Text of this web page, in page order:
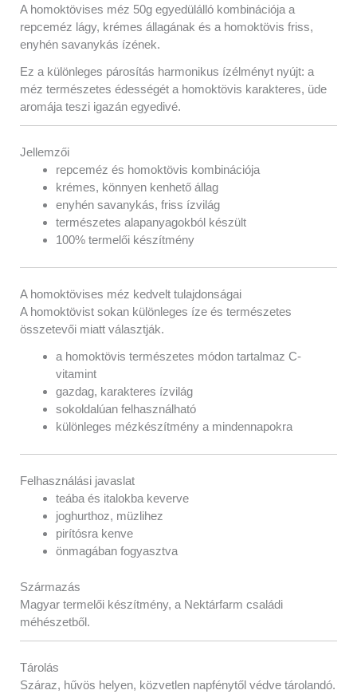
A homoktövises méz 50g egyedülálló kombinációja a
repceméz lágy, krémes állagának és a homoktövis friss,
enyhén savanykás ízének.
Ez a különleges párosítás harmonikus ízélményt nyújt: a
méz természetes édességét a homoktövis karakteres, üde
aromája teszi igazán egyedivé.
Jellemzői
repceméz és homoktövis kombinációja
krémes, könnyen kenhető állag
enyhén savanykás, friss ízvilág
természetes alapanyagokból készült
100% termelői készítmény
A homoktövises méz kedvelt tulajdonságai
A homoktövist sokan különleges íze és természetes
összetevői miatt választják.
a homoktövis természetes módon tartalmaz C-
vitamint
gazdag, karakteres ízvilág
sokoldalúan felhasználható
különleges mézkészítmény a mindennapokra
Felhasználási javaslat
teába és italokba keverve
joghurthoz, müzlihez
pirítósra kenve
önmagában fogyasztva
Származás
Magyar termelői készítmény, a Nektárfarm családi
méhészetből.
Tárolás
Száraz, hűvös helyen, közvetlen napfénytől védve tárolandó.